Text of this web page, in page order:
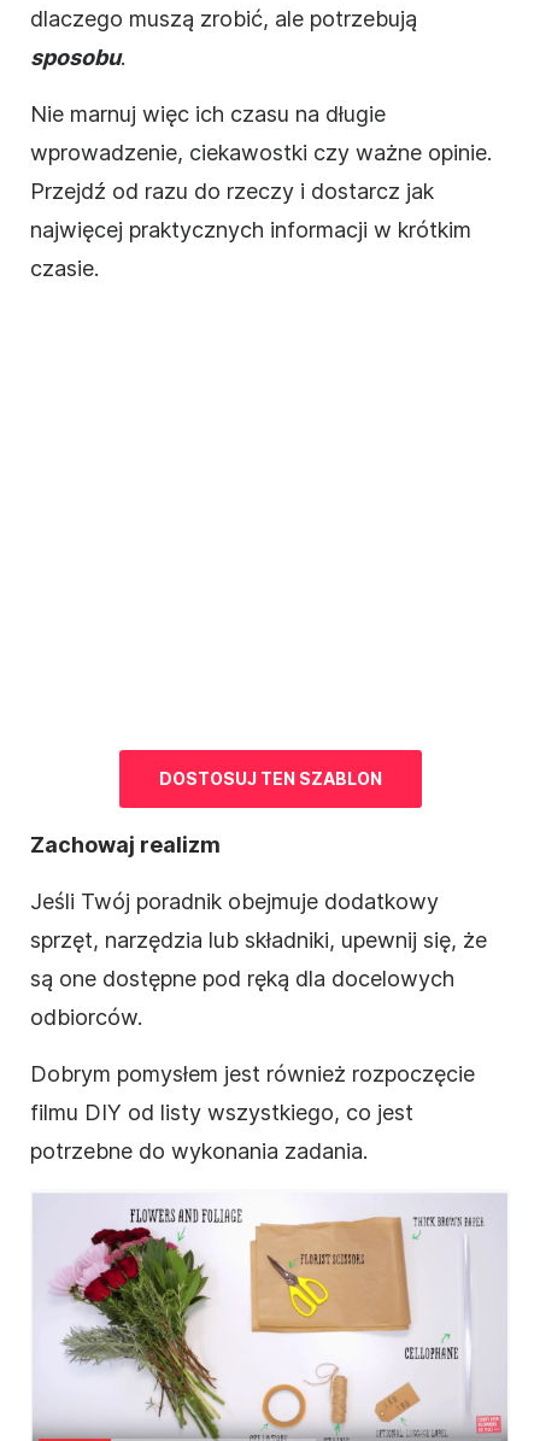
dlaczego muszą zrobić, ale potrzebują
sposobu.
Nie marnuj więc ich czasu na długie
wprowadzenie, ciekawostki czy ważne opinie.
Przejdź od razu do rzeczy i dostarcz jak
najwięcej praktycznych informacji w krótkim
czasie.
DOSTOSUJ TEN SZABLON
Zachowaj realizm
Jeśli Twój poradnik obejmuje dodatkowy
sprzęt, narzędzia lub składniki, upewnij się, że
są one dostępne pod ręką dla docelowych
odbiorców.
Dobrym pomysłem jest również rozpoczęcie
filmu DIY od listy wszystkiego, co jest
potrzebne do wykonania zadania.